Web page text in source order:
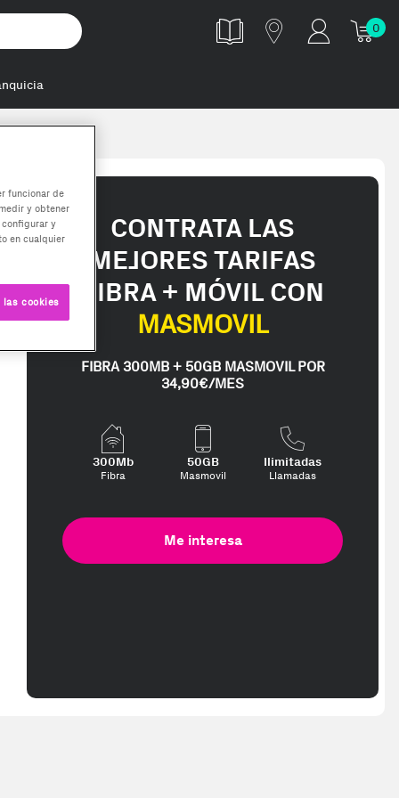
0
CONTRATA LAS
MEJORES TARIFAS
FIBRA + MÓVIL CON
MASMOVIL
FIBRA 300MB + 50GB MASMOVIL POR
34,90€/MES
300Mb
Fibra
50GB
Masmovil
Ilimitadas
Llamadas
Me interesa
funcionar de
y obtener
y
en cualquier
cookies